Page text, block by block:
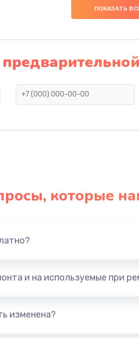
ПОКАЗАТЬ
которые
и на используемые при
изменена?